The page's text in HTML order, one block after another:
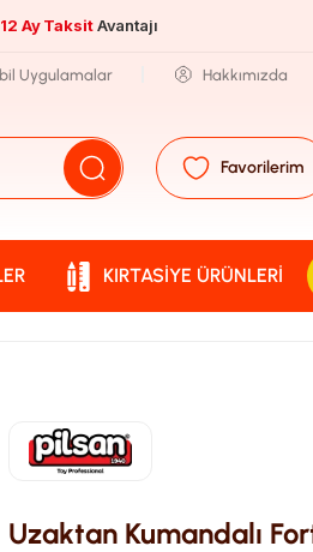
12 Ay TaksitAvantajı
Uygulamalar Hakkımızda
Favorilerim
KIRTASIYE ÜRÜNLERI
Uzaktan Kumandalı